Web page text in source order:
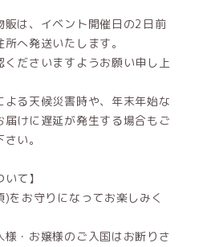
は、イベント開催日の2日前
へ発送いたします。
ださいますようお願い申し上
る天候災害時や、年末年始な
届けに遅延が発生する場合もご
い。
て】
をお守りになってお楽しみく
・お嬢様のご入国はお断りさ